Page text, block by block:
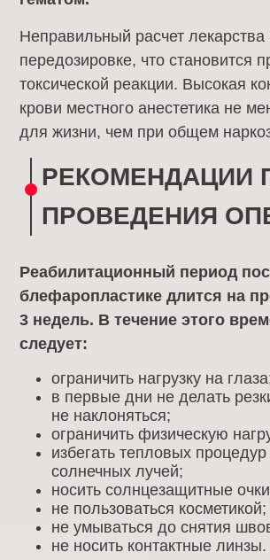
Неправильный расчет лекарства
передозировке, что становится
токсической реакции. Высокая
крови местного анестетика не
для жизни, чем при общем
РЕКОМЕНДАЦИИ
ПРОВЕДЕНИЯ
Реабилитационный период
блефаропластике длится на
3 недель. В течение этого
следует:
ограничить нагрузку на
в первые дни не делать
не наклоняться;
ограничить физическую
избегать тепловых
солнечных лучей;
носить солнцезащитные
не пользоваться косметикой;
не умываться до снятия
не носить контактные линзы.